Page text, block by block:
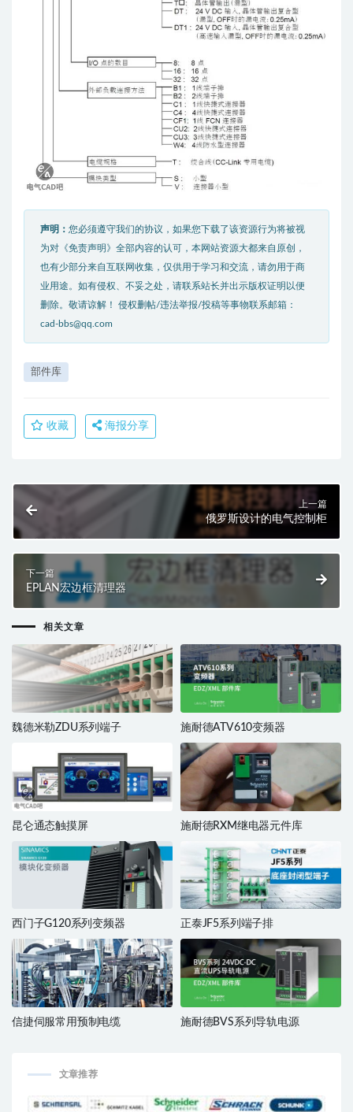
声明： 您必须遵守我们的协议，如果您下载了该资源行为将被视
为对《免责声明》全部内容的认可，本网站资源大都来自原创，
也有少部分来自互联网收集，仅供用于学习和交流，请勿用于商
业用途。如有侵权、不妥之处，请联系站长并出示版权证明以便
删除。敬请谅解！ 侵权删帖/违法举报/投稿等事物联系邮箱：
cad-bbs@qq.com
部件库
收藏 海报分享
上一篇
俄罗斯设计的电气控制柜
下一篇
EPLAN宏边框清理器
相关文章
魏德米勒ZDU系列端子 施耐德ATV610变频器
昆仑通态触摸屏 施耐德RXM继电器元件库
西门子G120系列变频器 正泰JF5系列端子排
信捷伺服常用预制电缆 施耐德BVS系列导轨电源
文章推荐